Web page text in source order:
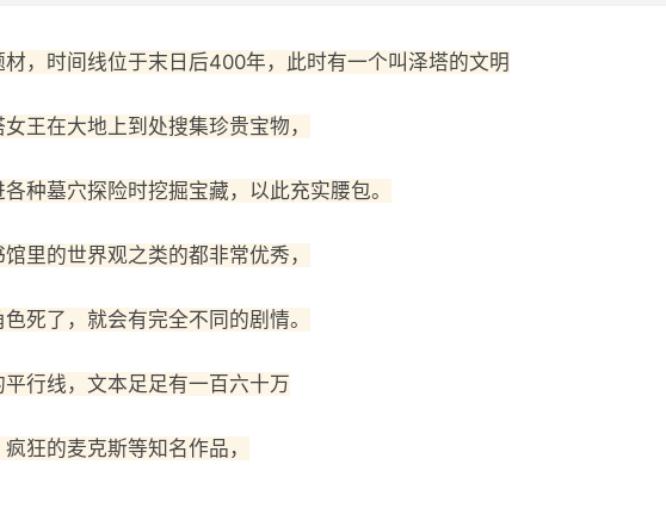
材，时间线位于末日后400年，此时有一个叫泽塔的文明
王在大地上到处搜集珍贵宝物，
种墓穴探险时挖掘宝藏，以此充实腰包。
里的世界观之类的都非常优秀，
死了，就会有完全不同的剧情。
行线，文本足足有一百六十万
狂的麦克斯等知名作品，